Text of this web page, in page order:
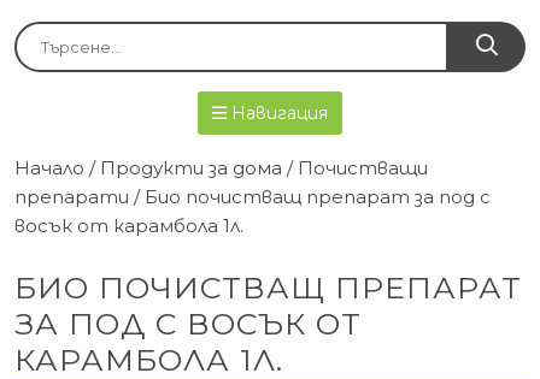
Навигация
Начало / Продукти за дома / Почистващи
препарати / Био почистващ препарат за под с
восък от карамбола 1л.
БИО ПОЧИСТВАЩ ПРЕПАРАТ
ЗА ПОД С ВОСЪК ОТ
КАРАМБОЛА 1Л.